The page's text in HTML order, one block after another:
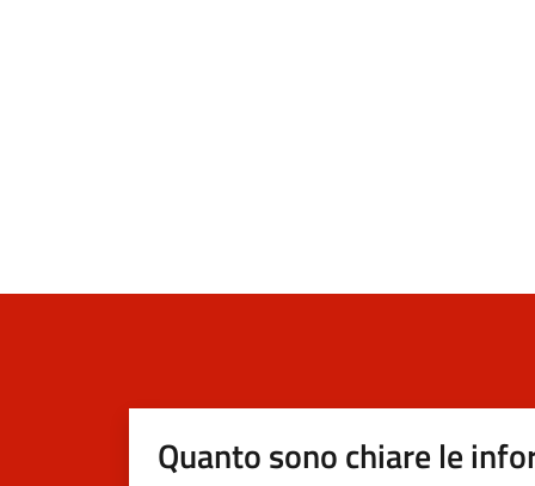
Quanto sono chiare le